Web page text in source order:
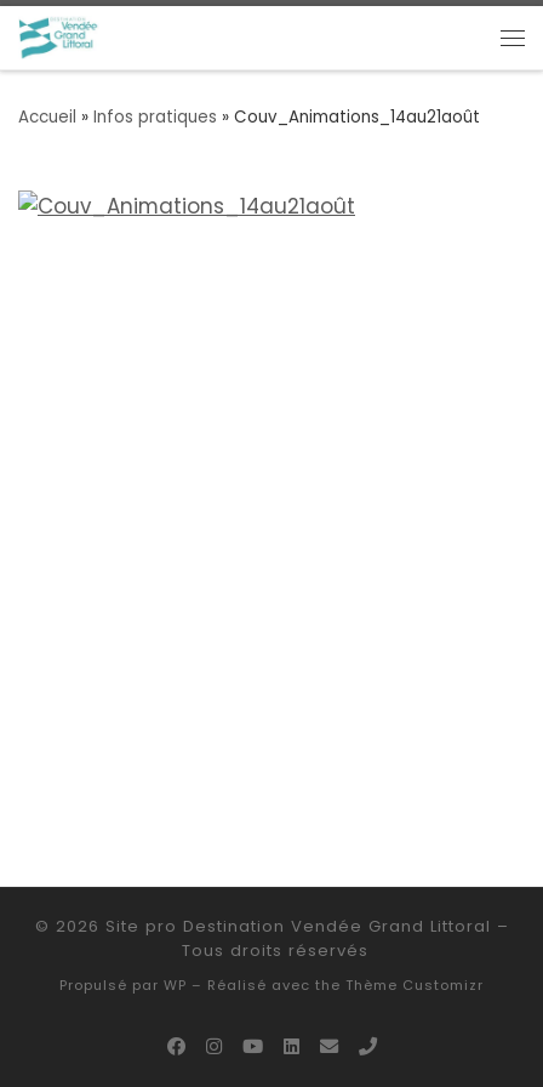
Passer au contenu
Accueil » Infos pratiques » Couv_Animations_14au21août
© 2026 Site pro Destination Vendée Grand Littoral –
Tous droits réservés
Propulsé par WP – Réalisé avec the Thème Customizr